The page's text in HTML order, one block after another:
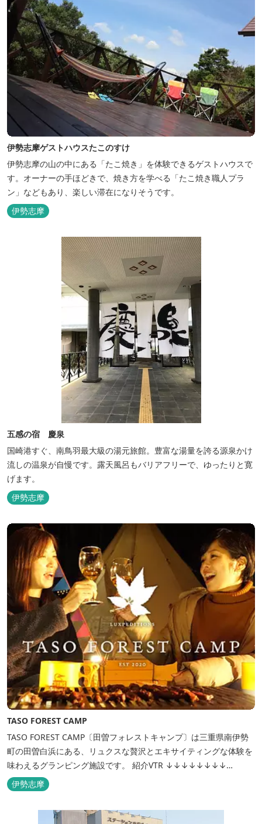
伊勢志摩ゲストハウスたこのすけ
伊勢志摩の山の中にある「たこ焼き」を体験できるゲストハウスで
す。オーナーの手ほどきで、焼き方を学べる「たこ焼き職人プラ
ン」などもあり、楽しい滞在になりそうです。
伊勢志摩
五感の宿 慶泉
国崎港すぐ、南鳥羽最大級の湯元旅館。豊富な湯量を誇る源泉かけ
流しの温泉が自慢です。露天風呂もバリアフリーで、ゆったりと寛
げます。
伊勢志摩
TASO FOREST CAMP
TASO FOREST CAMP〔田曽フォレストキャンプ〕は三重県南伊勢
町の田曽白浜にある、リュクスな贅沢とエキサイティングな体験を
味わえるグランピング施設です。 紹介VTR ↓↓↓↓↓↓↓↓
https://www.youtube.com/watch?v=jpF0wPRjqSw
伊勢志摩